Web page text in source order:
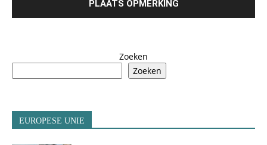
Zoeken
Zoeken
EUROPESE UNIE